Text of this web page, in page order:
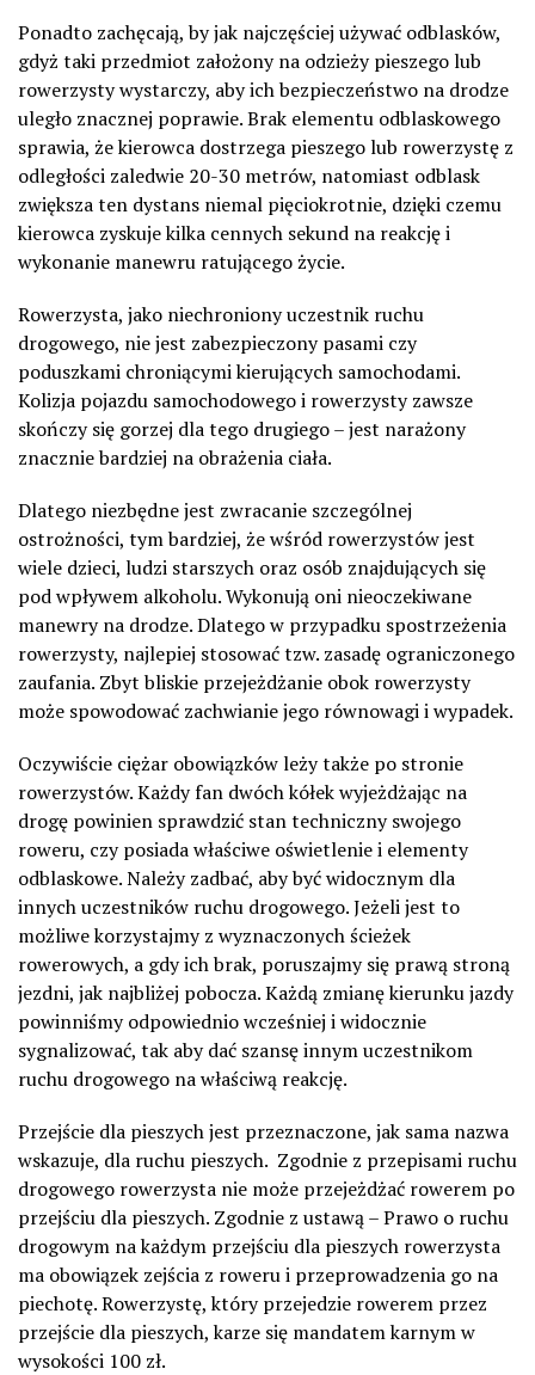
Ponadto zachęcają, by jak najczęściej używać odblasków,
gdyż taki przedmiot założony na odzieży pieszego lub
rowerzysty wystarczy, aby ich bezpieczeństwo na drodze
uległo znacznej poprawie. Brak elementu odblaskowego
sprawia, że kierowca dostrzega pieszego lub rowerzystę z
odległości zaledwie 20-30 metrów, natomiast odblask
zwiększa ten dystans niemal pięciokrotnie, dzięki czemu
kierowca zyskuje kilka cennych sekund na reakcję i
wykonanie manewru ratującego życie.
Rowerzysta, jako niechroniony uczestnik ruchu
drogowego, nie jest zabezpieczony pasami czy
poduszkami chroniącymi kierujących samochodami.
Kolizja pojazdu samochodowego i rowerzysty zawsze
skończy się gorzej dla tego drugiego – jest narażony
znacznie bardziej na obrażenia ciała.
Dlatego niezbędne jest zwracanie szczególnej
ostrożności, tym bardziej, że wśród rowerzystów jest
wiele dzieci, ludzi starszych oraz osób znajdujących się
pod wpływem alkoholu. Wykonują oni nieoczekiwane
manewry na drodze. Dlatego w przypadku spostrzeżenia
rowerzysty, najlepiej stosować tzw. zasadę ograniczonego
zaufania. Zbyt bliskie przejeżdżanie obok rowerzysty
może spowodować zachwianie jego równowagi i wypadek.
Oczywiście ciężar obowiązków leży także po stronie
rowerzystów. Każdy fan dwóch kółek wyjeżdżając na
drogę powinien sprawdzić stan techniczny swojego
roweru, czy posiada właściwe oświetlenie i elementy
odblaskowe. Należy zadbać, aby być widocznym dla
innych uczestników ruchu drogowego. Jeżeli jest to
możliwe korzystajmy z wyznaczonych ścieżek
rowerowych, a gdy ich brak, poruszajmy się prawą stroną
jezdni, jak najbliżej pobocza. Każdą zmianę kierunku jazdy
powinniśmy odpowiednio wcześniej i widocznie
sygnalizować, tak aby dać szansę innym uczestnikom
ruchu drogowego na właściwą reakcję.
Przejście dla pieszych jest przeznaczone, jak sama nazwa
wskazuje, dla ruchu pieszych. Zgodnie z przepisami ruchu
drogowego rowerzysta nie może przejeżdżać rowerem po
przejściu dla pieszych. Zgodnie z ustawą – Prawo o ruchu
drogowym na każdym przejściu dla pieszych rowerzysta
ma obowiązek zejścia z roweru i przeprowadzenia go na
piechotę. Rowerzystę, który przejedzie rowerem przez
przejście dla pieszych, karze się mandatem karnym w
wysokości 100 zł.